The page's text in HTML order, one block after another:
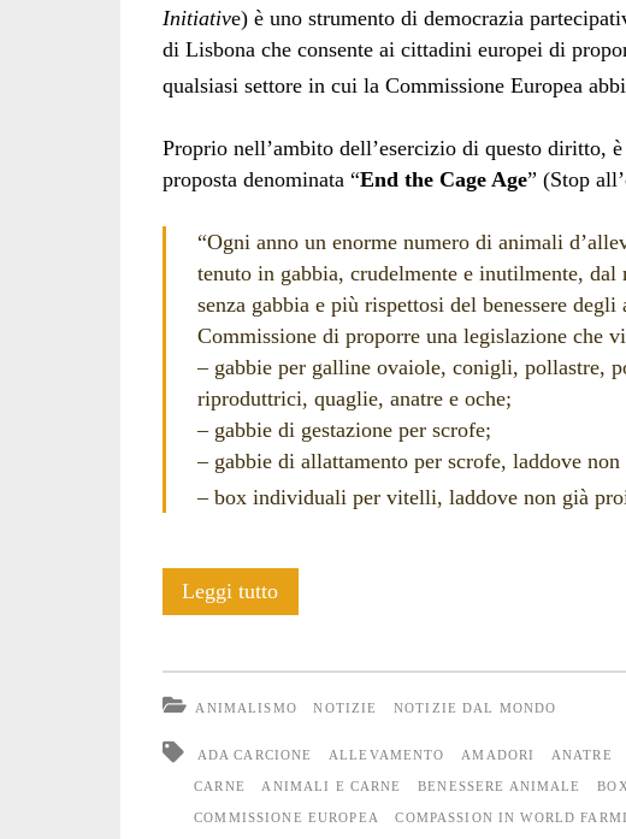
Initiative) è uno strumento di democrazia
di Lisbona che consente ai cittadini europei di
qualsiasi settore in cui la Commissione Europea
Proprio nell’ambito dell’esercizio di questo diritto,
proposta denominata “End the Cage Age” (Stop
“Ogni anno un enorme numero di animali
tenuto in gabbia, crudelmente e inutilmente,
senza gabbia e più rispettosi del benessere
Commissione di proporre una legislazione che
– gabbie per galline ovaiole, conigli, pollastre,
riproduttrici, quaglie, anatre e oche;
– gabbie di gestazione per scrofe;
– gabbie di allattamento per scrofe, laddove
– box individuali per vitelli, laddove non già
Leggi tuttoLe
the
Cage
ANIMALISMO NOTIZIE NOTIZIE DAL MONDO
ADA CARCIONE ALLEVAMENTO AMADORI ANATRE
CARNE ANIMALI E CARNE BENESSERE ANIMALE
COMMISSIONE EUROPEA COMPASSION IN WORLD